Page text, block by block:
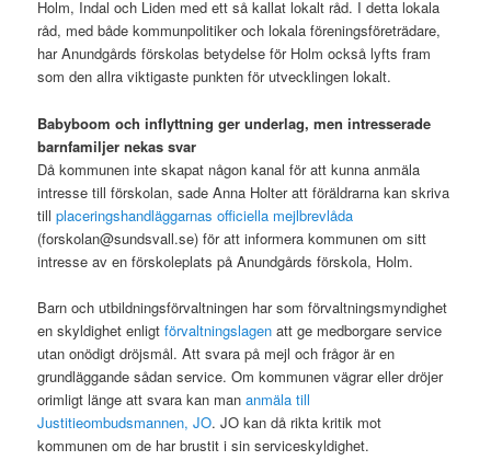
Holm, Indal och Liden med ett så kallat lokalt råd. I detta lokala
råd, med både kommunpolitiker och lokala föreningsföreträdare,
har Anundgårds förskolas betydelse för Holm också lyfts fram
som den allra viktigaste punkten för utvecklingen lokalt.
Babyboom och inflyttning ger underlag, men intresserade
barnfamiljer nekas svar
Då kommunen inte skapat någon kanal för att kunna anmäla
intresse till förskolan, sade Anna Holter att föräldrarna kan skriva
tillplaceringshandläggarnas officiella mejlbrevlåda
(forskolan@sundsvall.se) för att informera kommunen om sitt
intresse av en förskoleplats på Anundgårds förskola, Holm.
Barn och utbildningsförvaltningen har som förvaltningsmyndighet
en skyldighet enligtförvaltningslagen att ge medborgare service
utan onödigt dröjsmål. Att svara på mejl och frågor är en
grundläggande sådan service. Om kommunen vägrar eller dröjer
orimligt länge att svara kan mananmäla till
Justitieombudsmannen, JO. JO kan då rikta kritik mot
kommunen om de har brustit i sin serviceskyldighet.